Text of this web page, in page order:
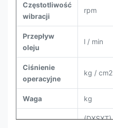
Częstotliwość
wibracji
rpm
Przepływ
oleju
l / min
Ciśnienie
operacyjne
kg / cm2
Waga kg
(DXSXT)